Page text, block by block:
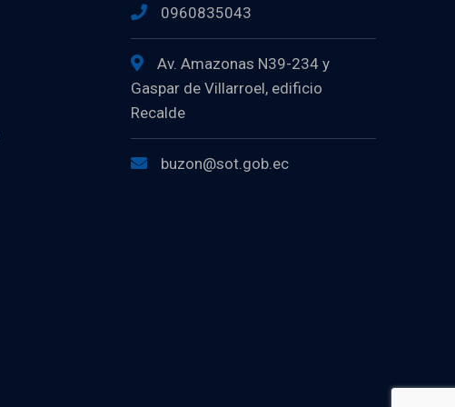
0960835043
Av. Amazonas N39-234 y
Gaspar de Villarroel, edificio
Recalde
buzon@sot.gob.ec